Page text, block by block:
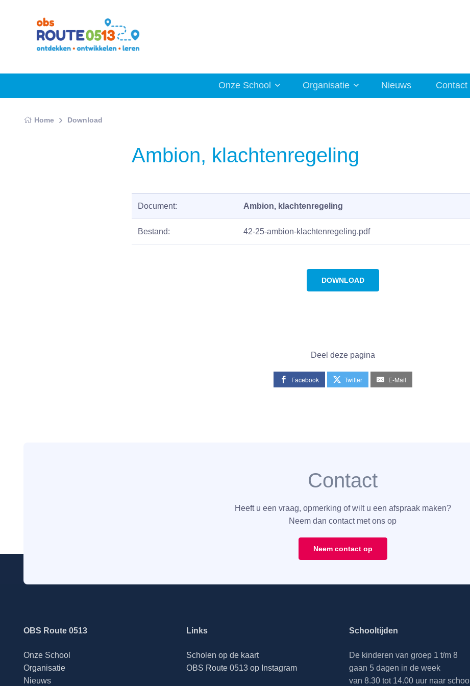
Onze School Organisatie Nieuws Contact
Home Download
Ambion, klachtenregeling
Document: Ambion, klachtenregeling
Bestand: 42-25-ambion-klachtenregeling.pdf
DOWNLOAD
Deel deze pagina
Facebook Twitter E-Mail
Contact
Heeft u een vraag, opmerking of wilt u een afspraak maken?
Neem dan contact met ons op
Neem contact op
OBS Route 0513
Onze School
Organisatie
Nieuws
Links
Scholen op de kaart
OBS Route 0513 op Instagram
Schooltijden
De kinderen van groep 1 t/m 8
gaan 5 dagen in de week
van 8.30 tot 14.00 uur naar school